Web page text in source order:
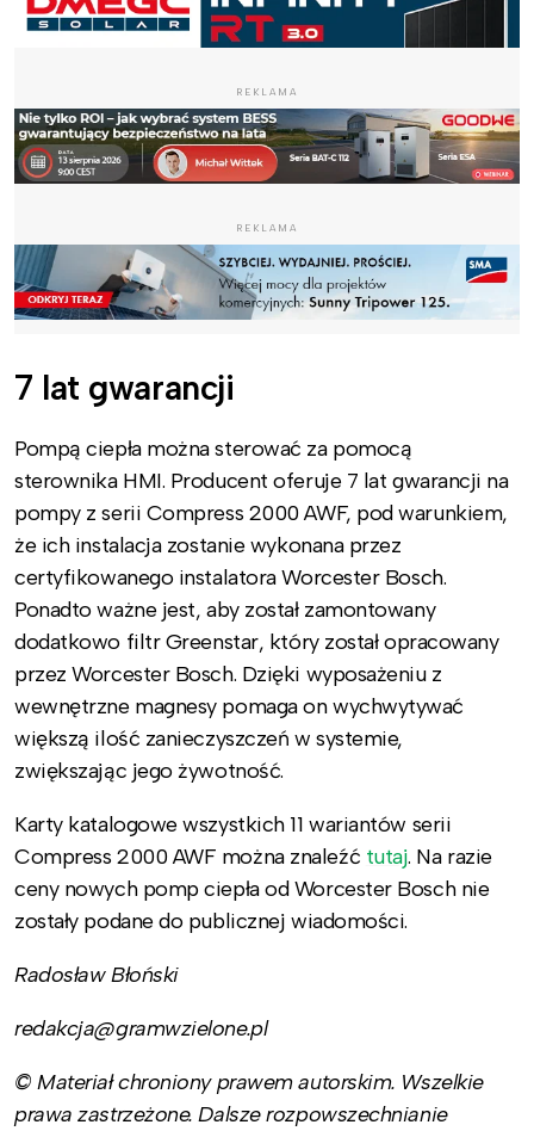
REKLAMA
REKLAMA
7 lat gwarancji
Pompą ciepła można sterować za pomocą
sterownika HMI. Producent oferuje 7 lat gwarancji na
pompy z serii Compress 2000 AWF, pod warunkiem,
że ich instalacja zostanie wykonana przez
certyfikowanego instalatora Worcester Bosch.
Ponadto ważne jest, aby został zamontowany
dodatkowo filtr Greenstar, który został opracowany
przez Worcester Bosch. Dzięki wyposażeniu z
wewnętrzne magnesy pomaga on wychwytywać
większą ilość zanieczyszczeń w systemie,
zwiększając jego żywotność.
Karty katalogowe wszystkich 11 wariantów serii
Compress 2000 AWF można znaleźć tutaj. Na razie
ceny nowych pomp ciepła od Worcester Bosch nie
zostały podane do publicznej wiadomości.
Radosław Błoński
redakcja@gramwzielone.pl
© Materiał chroniony prawem autorskim. Wszelkie
prawa zastrzeżone. Dalsze rozpowszechnianie